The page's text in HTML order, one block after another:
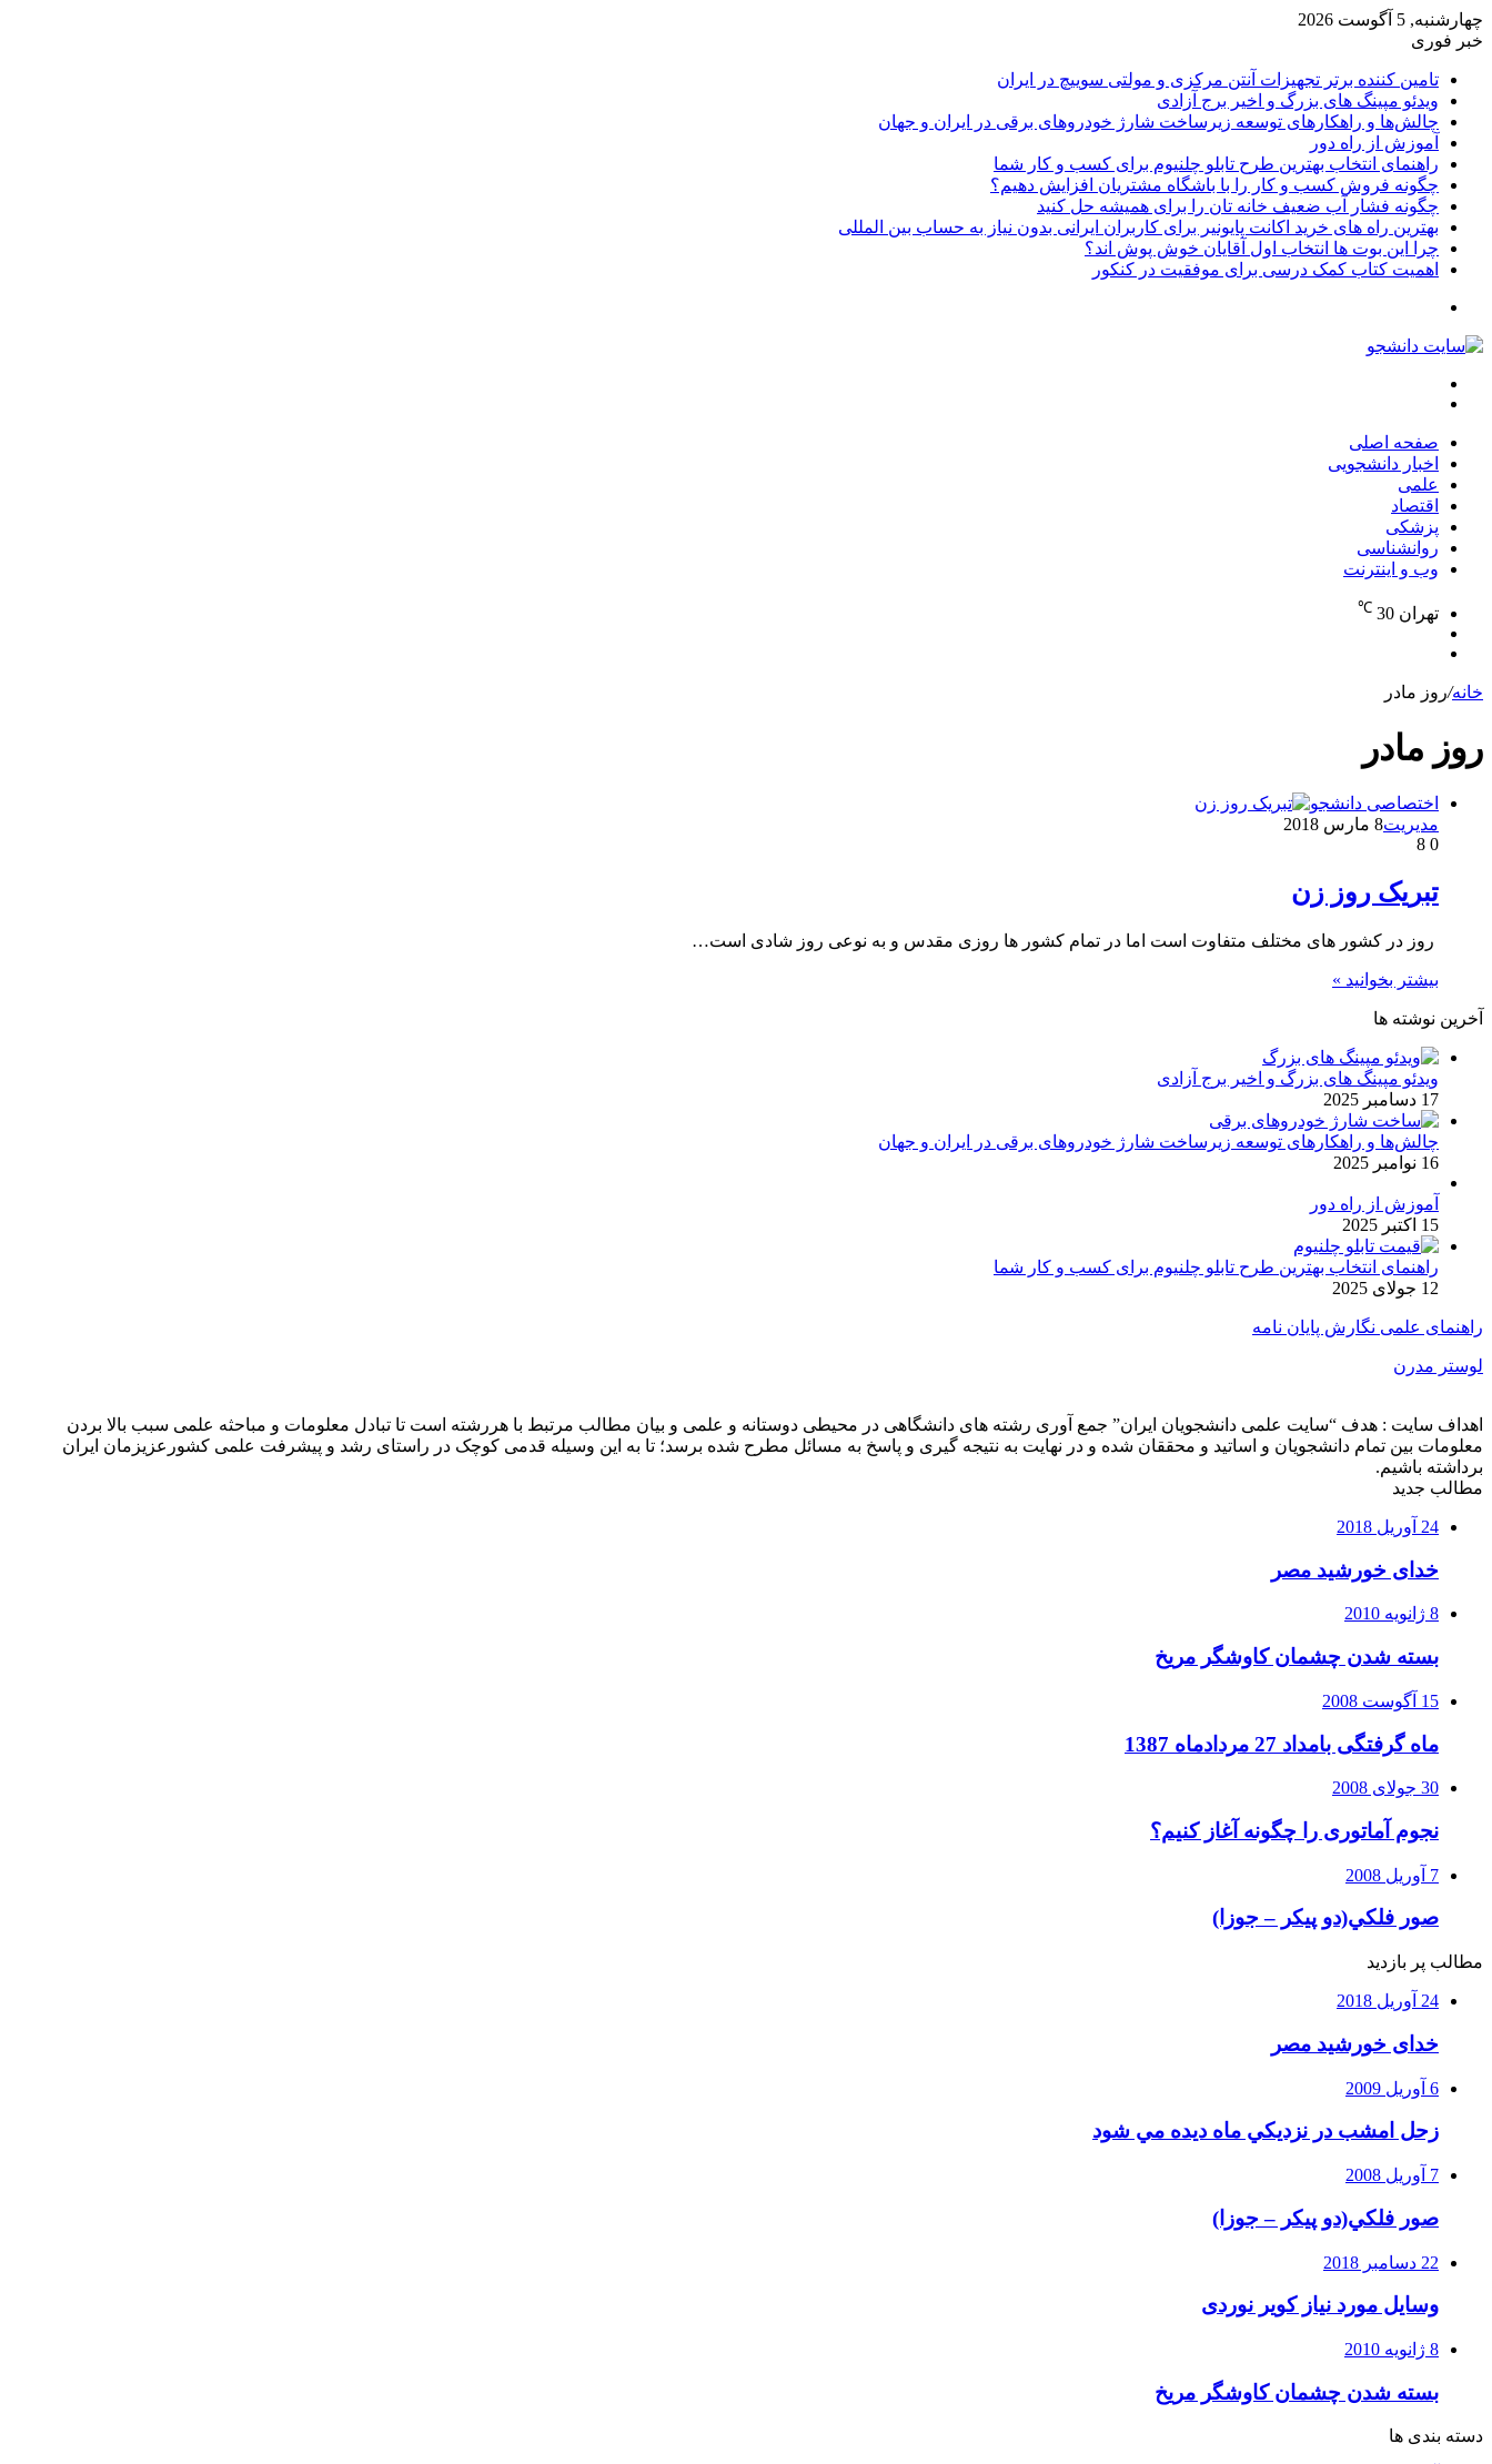
چهارشنبه, 5 آگوست 2026
خبر فوری
تامین کننده برتر تجهیزات آنتن مرکزی و مولتی سوییچ در ایران
ویدئو مپینگ های بزرگ و اخیر برج آزادی
چالش‌ها و راهکارهای توسعه زیرساخت شارژ خودروهای برقی در ایران و جهان
آموزش از راه دور
راهنمای انتخاب بهترین طرح تابلو چلنیوم برای کسب و کار شما
چگونه فروش کسب و کار را با باشگاه مشتریان افزایش دهیم؟
چگونه فشار آب ضعیف خانه تان را برای همیشه حل کنید
بهترین راه های خرید اکانت پایونیر برای کاربران ایرانی بدون نیاز به حساب بین المللی
چرا این بوت ها انتخاب اول آقایان خوش پوش اند؟
اهمیت کتاب کمک درسی برای موفقیت در کنکور
صفحه اصلی
اخبار دانشجویی
علمی
اقتصاد
پزشکی
روانشناسی
وب و اینترنت
تهران 30
℃
خانه/روز مادر
روز مادر
اختصاصی دانشجو
مدیریت8 مارس 2018
0
تبریک روز زن
روز در کشور های مختلف متفاوت است اما در تمام کشور ها روزی مقدس و به نوعی روز شادی است…
بیشتر بخوانید »
آخرین نوشته ها
ویدئو مپینگ های بزرگ و اخیر برج آزادی
17 دسامبر 2025
چالش‌ها و راهکارهای توسعه زیرساخت شارژ خودروهای برقی در ایران و جهان
16 نوامبر 2025
آموزش از راه دور
15 اکتبر 2025
راهنمای انتخاب بهترین طرح تابلو چلنیوم برای کسب و کار شما
12 جولای 2025
راهنمای علمی نگارش پایان نامه
لوستر مدرن
اهداف سایت : هدف “سایت علمی دانشجویان ایران” جمع آوری رشته های دانشگاهی در محیطی دوستانه و علمی و بیان مطالب مرتبط با هررشته است تا تبادل معلومات و مباحثه علمی سبب بالا بردن
معلومات بین تمام دانشجویان و اساتید و محققان شده و در نهایت به نتیجه گیری و پاسخ به مسائل مطرح شده برسد؛ تا به این وسیله قدمی کوچک در راستای رشد و پیشرفت علمی کشورعزیزمان ایران
برداشته باشیم.
مطالب جدید
24 آوریل 2018
خدای خورشید مصر
8 ژانویه 2010
بسته شدن چشمان کاوشگر مريخ
15 آگوست 2008
ماه گرفتگی بامداد 27 مردادماه 1387
30 جولای 2008
نجوم آماتوری را چگونه آغاز کنیم؟
7 آوریل 2008
صور فلكي(دو پیکر – جوزا)
مطالب پر بازدید
24 آوریل 2018
خدای خورشید مصر
6 آوریل 2009
زحل امشب در نزديكي ماه ديده مي شود
7 آوریل 2008
صور فلكي(دو پیکر – جوزا)
22 دسامبر 2018
وسایل مورد نیاز کویر نوردی
8 ژانویه 2010
بسته شدن چشمان کاوشگر مريخ
دسته بندی ها